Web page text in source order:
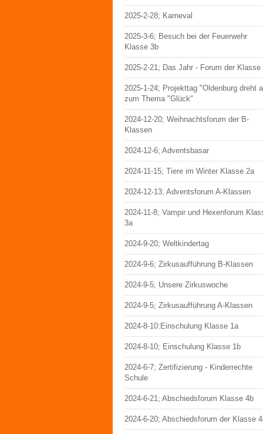
2025-2-28; Karneval
2025-3-6; Besuch bei der Feuerwehr
Klasse 3b
2025-2-21; Das Jahr - Forum der Klasse
2025-1-24; Projekttag "Oldenburg dreht
zum Thema "Glück"
2024-12-20; Weihnachtsforum der B-
Klassen
2024-12-6; Adventsbasar
2024-11-15; Tiere im Winter Klasse 2a
2024-12-13; Adventsforum A-Klassen
2024-11-8; Vampir und Hexenforum
3a
2024-9-20; Weltkindertag
2024-9-6; Zirkusaufführung B-Klassen
2024-9-5; Unsere Zirkuswoche
2024-9-5; Zirkusaufführung A-Klassen
2024-8-10:Einschulung Klasse 1a
2024-8-10; Einschulung Klasse 1b
2024-6-7; Zertifizierung - Kinderrechte
Schule
2024-6-21; Abschiedsforum Klasse 4b
2024-6-20; Abschiedsforum der Klasse